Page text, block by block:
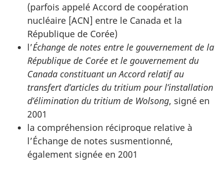
(parfois appelé Accord de coopération
nucléaire [ACN] entre le Canada et la
République de Corée)
l’Échange de notes entre le gouvernement de la
République de Corée et le gouvernement du
Canada constituant un Accord relatif au
transfert d’articles du tritium pour l’installation
d’élimination du tritium de Wolsong, signé en
2001
la compréhension réciproque relative à
l’Échange de notes susmentionné,
également signée en 2001